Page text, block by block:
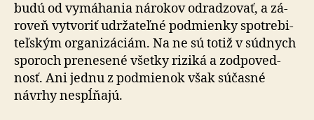
budú od vymá­hania nárokov od­ra­dzo­vať, a zá­
ro­veň vytvoriť udrža­teľné pod­mienky spotre­bi­
teľ­ským orga­ni­zá­ciám. Na ne sú totiž v súdnych
sporoch pre­ne­sené všetky riziká a zod­po­ved­
nosť. Ani jednu z pod­mie­nok však sú­časné
návrhy nespĺňajú.